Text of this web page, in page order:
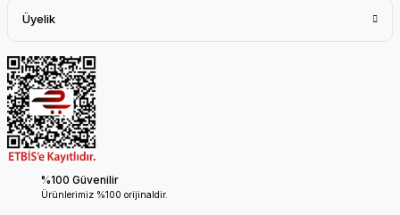
Üyelik
%100 Güvenilir
Ürünlerimiz %100 orijinaldir.